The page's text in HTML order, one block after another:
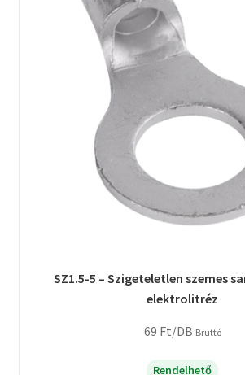
SZ1.5-5 – Szigeteletlen szemes
elektrolitréz
69 Ft/DB Bruttó
Rendelhető